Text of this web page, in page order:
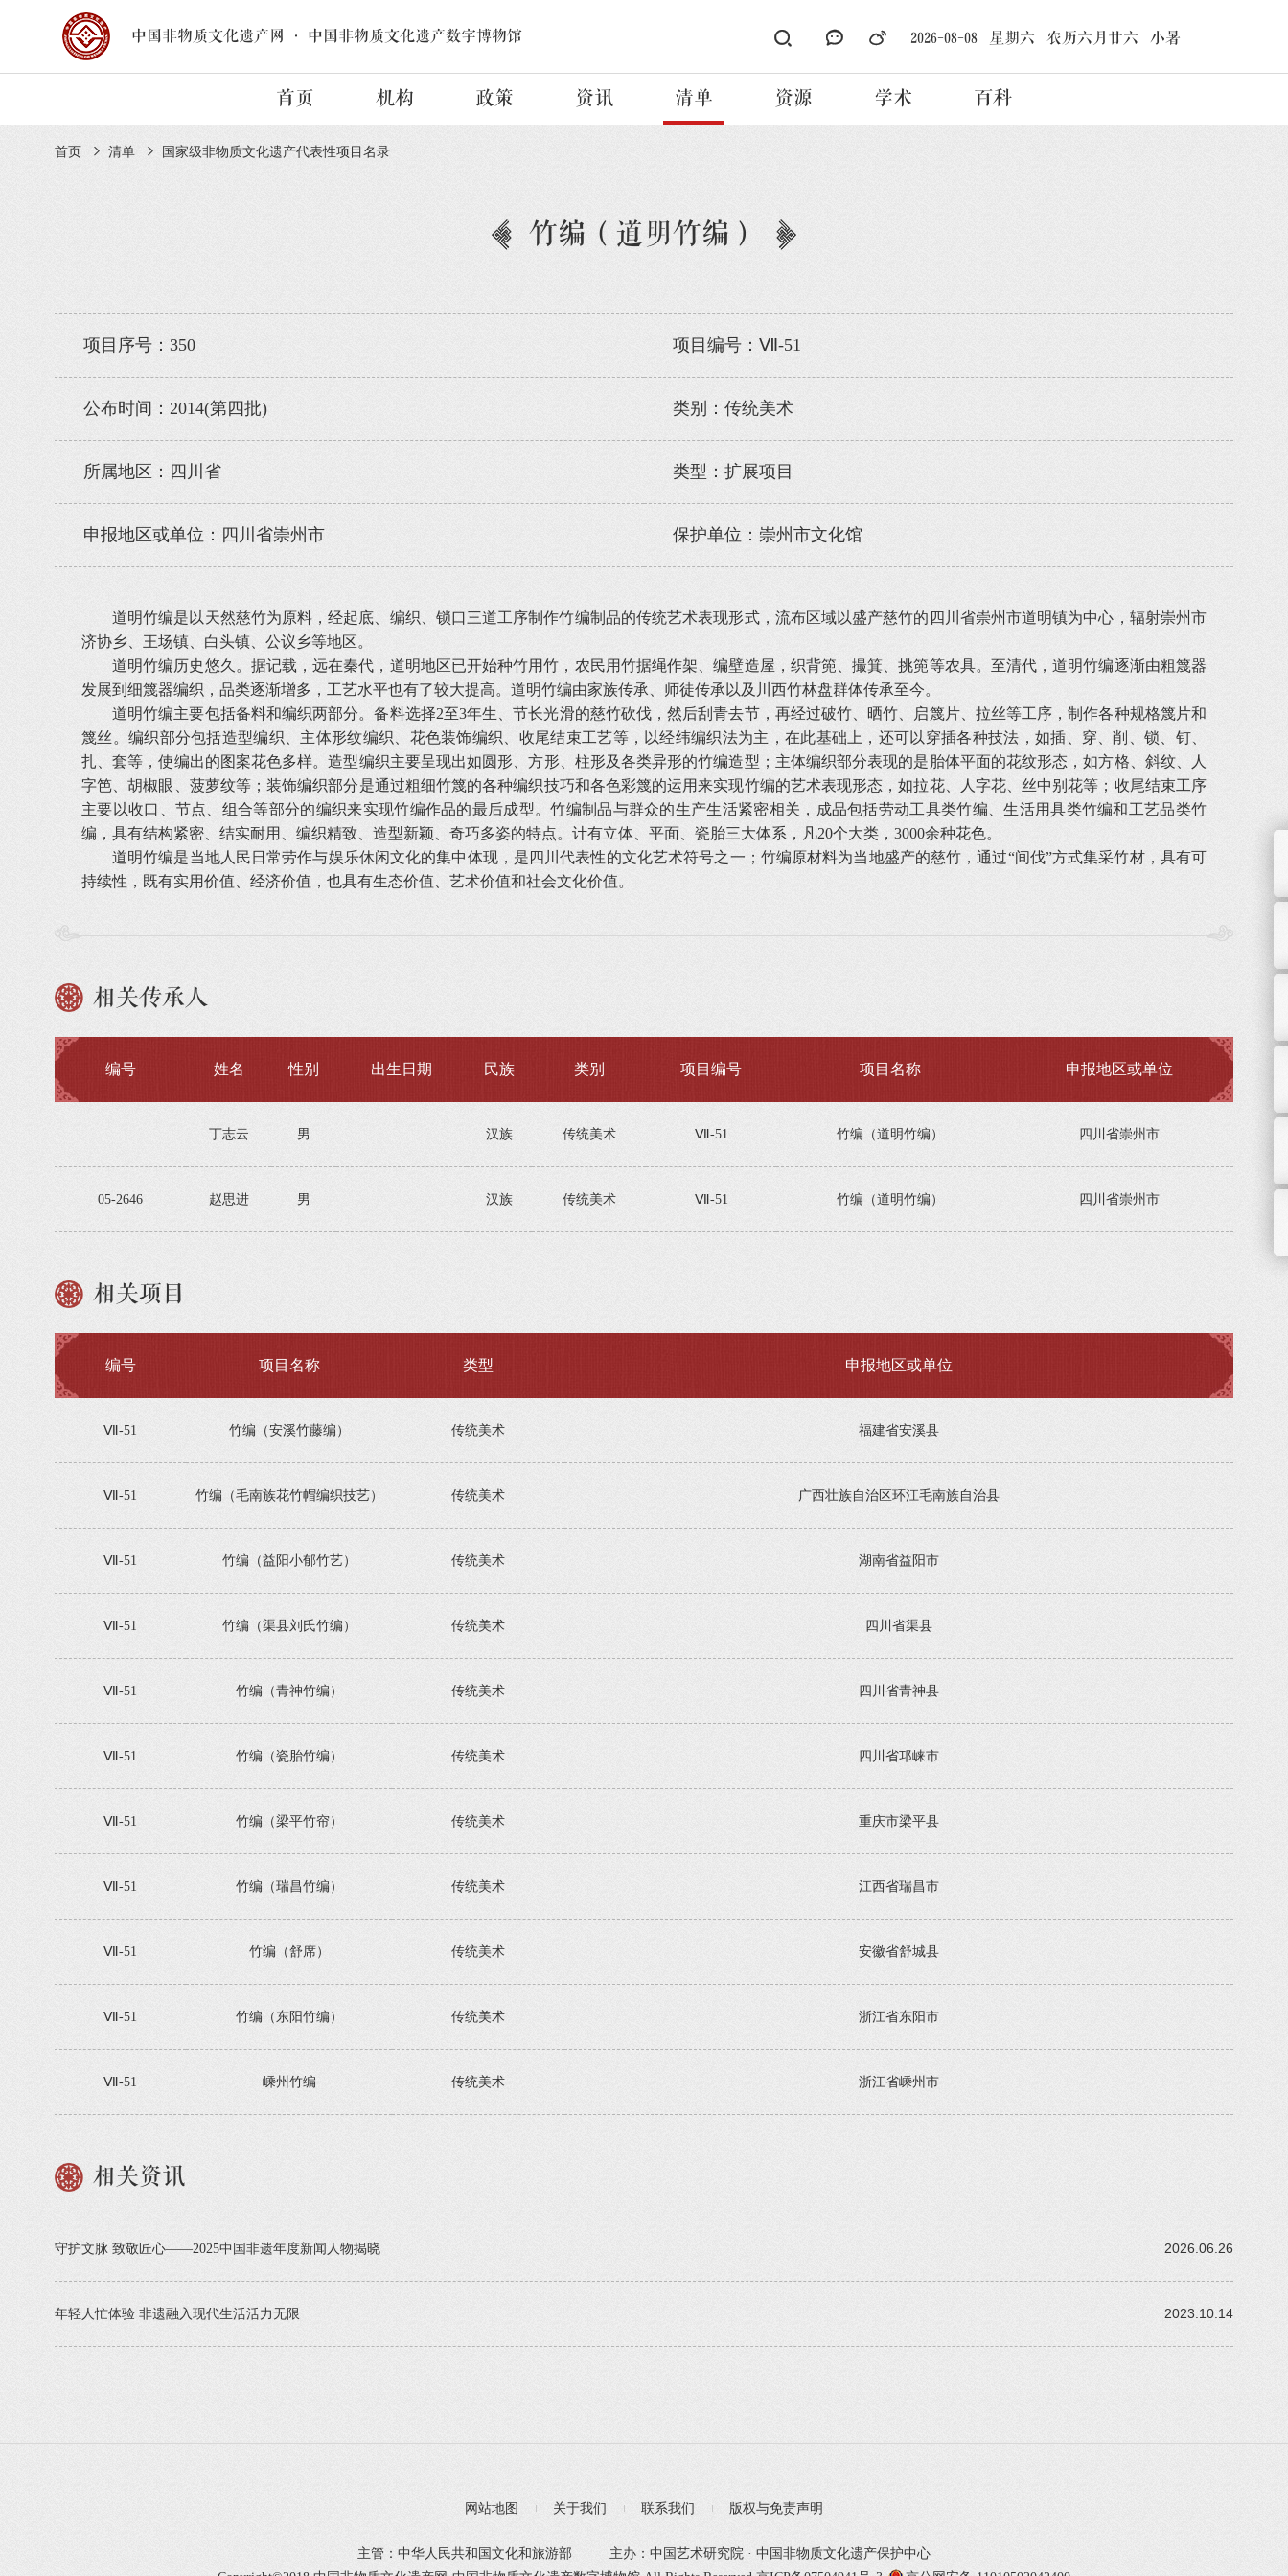
中国非物质文化遗产网 · 中国非物质文化遗产数字博物馆 2026-08-08 星期六 农历六月廿六 小暑
首页 机构 政策 资讯 清单 资源 学术 百科
首页 清单 国家级非物质文化遗产代表性项目名录
竹编（道明竹编）
项目序号：350 项目编号：Ⅶ-51
公布时间：2014(第四批) 类别：传统美术
所属地区：四川省 类型：扩展项目
申报地区或单位：四川省崇州市 保护单位：崇州市文化馆
道明竹编是以天然慈竹为原料，经起底、编织、锁口三道工序制作竹编制品的传统艺术表现形式，流布区域以盛产慈竹的四川省崇州市道明镇为中心，辐射崇州市
济协乡、王场镇、白头镇、公议乡等地区。
道明竹编历史悠久。据记载，远在秦代，道明地区已开始种竹用竹，农民用竹据绳作架、编壁造屋，织背篼、撮箕、挑篼等农具。至清代，道明竹编逐渐由粗篾器
发展到细篾器编织，品类逐渐增多，工艺水平也有了较大提高。道明竹编由家族传承、师徒传承以及川西竹林盘群体传承至今。
道明竹编主要包括备料和编织两部分。备料选择2至3年生、节长光滑的慈竹砍伐，然后刮青去节，再经过破竹、晒竹、启篾片、拉丝等工序，制作各种规格篾片和
篾丝。编织部分包括造型编织、主体形纹编织、花色装饰编织、收尾结束工艺等，以经纬编织法为主，在此基础上，还可以穿插各种技法，如插、穿、削、锁、钉、
扎、套等，使编出的图案花色多样。造型编织主要呈现出如圆形、方形、柱形及各类异形的竹编造型；主体编织部分表现的是胎体平面的花纹形态，如方格、斜纹、人
字笆、胡椒眼、菠萝纹等；装饰编织部分是通过粗细竹篾的各种编织技巧和各色彩篾的运用来实现竹编的艺术表现形态，如拉花、人字花、丝中别花等；收尾结束工序
主要以收口、节点、组合等部分的编织来实现竹编作品的最后成型。竹编制品与群众的生产生活紧密相关，成品包括劳动工具类竹编、生活用具类竹编和工艺品类竹
编，具有结构紧密、结实耐用、编织精致、造型新颖、奇巧多姿的特点。计有立体、平面、瓷胎三大体系，凡20个大类，3000余种花色。
道明竹编是当地人民日常劳作与娱乐休闲文化的集中体现，是四川代表性的文化艺术符号之一；竹编原材料为当地盛产的慈竹，通过“间伐”方式集采竹材，具有可
持续性，既有实用价值、经济价值，也具有生态价值、艺术价值和社会文化价值。
相关传承人
编号 姓名 性别 出生日期 民族 类别 项目编号 项目名称 申报地区或单位
丁志云 男 汉族 传统美术 Ⅶ-51 竹编（道明竹编） 四川省崇州市
05-2646 赵思进 男 汉族 传统美术 Ⅶ-51 竹编（道明竹编） 四川省崇州市
相关项目
编号 项目名称 类型 申报地区或单位
Ⅶ-51 竹编（安溪竹藤编） 传统美术 福建省安溪县
Ⅶ-51 竹编（毛南族花竹帽编织技艺） 传统美术 广西壮族自治区环江毛南族自治县
Ⅶ-51 竹编（益阳小郁竹艺） 传统美术 湖南省益阳市
Ⅶ-51 竹编（渠县刘氏竹编） 传统美术 四川省渠县
Ⅶ-51 竹编（青神竹编） 传统美术 四川省青神县
Ⅶ-51 竹编（瓷胎竹编） 传统美术 四川省邛崃市
Ⅶ-51 竹编（梁平竹帘） 传统美术 重庆市梁平县
Ⅶ-51 竹编（瑞昌竹编） 传统美术 江西省瑞昌市
Ⅶ-51 竹编（舒席） 传统美术 安徽省舒城县
Ⅶ-51 竹编（东阳竹编） 传统美术 浙江省东阳市
Ⅶ-51 嵊州竹编 传统美术 浙江省嵊州市
相关资讯
2026.06.26
守护文脉 致敬匠心——2025中国非遗年度新闻人物揭晓
2023.10.14
年轻人忙体验 非遗融入现代生活活力无限
网站地图 关于我们 联系我们 版权与免责声明
主管：中华人民共和国文化和旅游部
主办：中国艺术研究院 · 中国非物质文化遗产保护中心